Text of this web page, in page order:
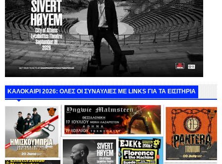
ΚΑΛΟΚΑΙΡΙ 2026: ΟΛΕΣ ΟΙ ΣΥΝΑΥΛΙΕΣ ΜΕ LINKS ΓΙΑ ΤΑ ΕΙΣΙΤΗΡΙΑ